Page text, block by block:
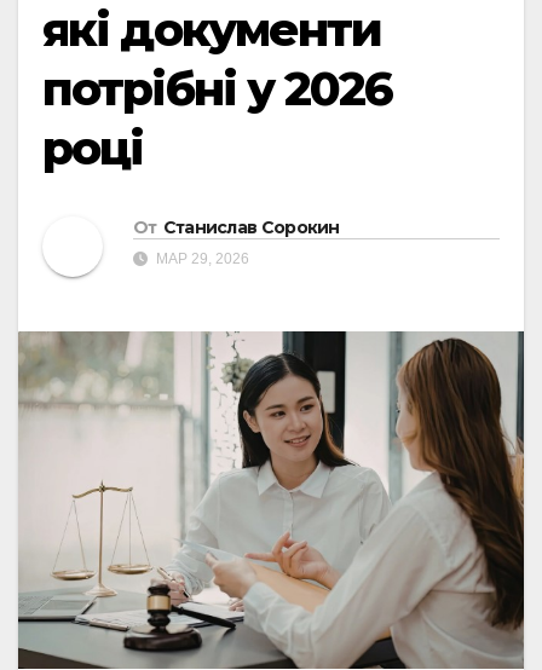
які документи
потрібні у 2026
році
От Станислав Сорокин
МАР 29, 2026